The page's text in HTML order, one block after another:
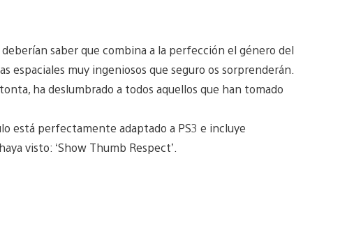
saber que combina a la perfección el género del
espaciales muy ingeniosos que seguro os sorprenderán.
ha deslumbrado a todos aquellos que han tomado
está perfectamente adaptado a PS3 e incluye
visto: ‘Show Thumb Respect’.